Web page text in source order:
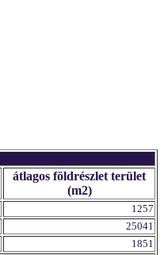
átlagos földrészlet terület
(m2)
1257
25041
1851